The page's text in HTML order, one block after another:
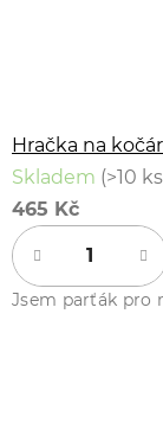
Hračka na
Skladem (>10
465 Kč
Jsem parťák pro